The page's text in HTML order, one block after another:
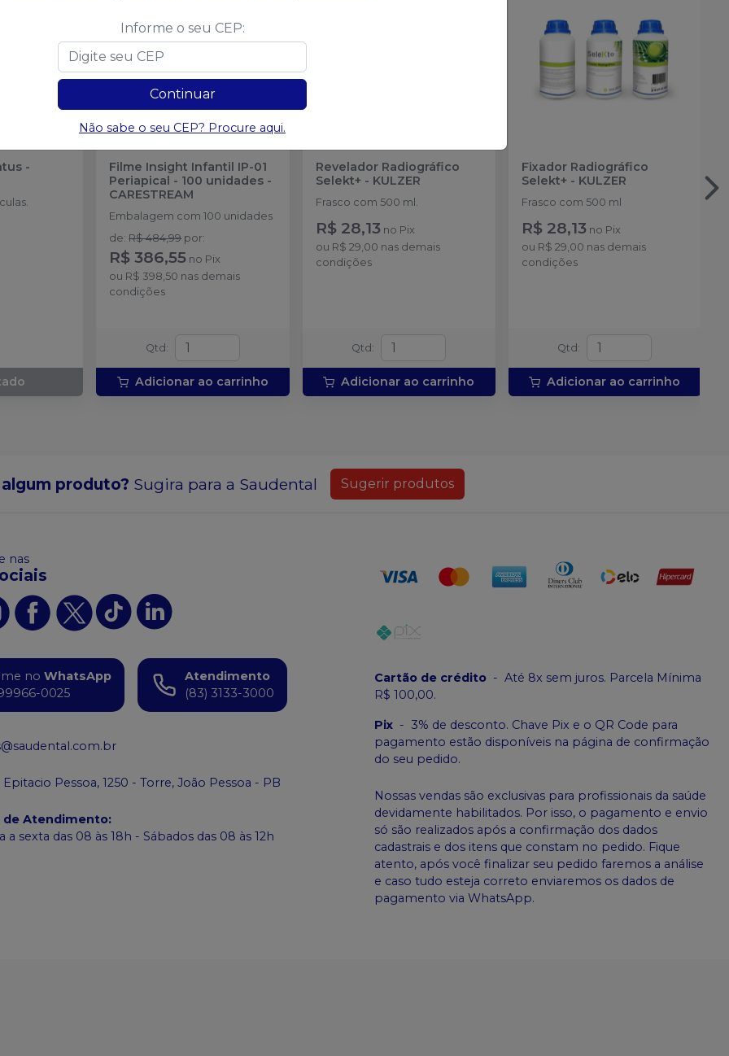
-
Filme Insight Infantil IP-01
Periapical - 100 unidades -
CARESTREAM
Embalagem com 100 unidades
de:R$ 484,99 por:
R$ 386,55 no Pix
ou R$ 398,50 nas demais
condições
Qtd :
Adicionar ao carrinho
Revelador Radiográfico
Selekt+- KULZER
Frasco com 500 ml.
R$ 28,13 no Pix
ou R$ 29,00 nas demais
condições
Qtd :
Adicionar ao carrinho
Fixador Radiográfico
Selekt+- KULZER
Frasco com 500 ml
R$ 28,13 no Pix
ou R$ 29,00 nas demais
condições
Qtd :
Adicionar ao carrinho
produto? Sugira para a Saudental Sugerir produtos
nas
no WhatsApp
0025
Atendimento
(83) 3133-3000
Pessoa, 1250 - Torre, João Pessoa - PB
de Atendimento:
a sexta das 08 às 18h - Sábados das 08 às 12h
Cartão de crédito - Até 8x sem juros. Parcela Mínima
R$ 100,00.
Pix - 3% de desconto. Chave Pix e o QR Code para
pagamento estão disponíveis na página de confirmação
do seu pedido.
Nossas vendas são exclusivas para profissionais da saúde
devidamente habilitados. Por isso, o pagamento e envio
só são realizados após a confirmação dos dados
cadastrais e dos itens que constam no pedido. Fique
atento, após você finalizar seu pedido faremos a análise
e caso tudo esteja correto enviaremos os dados de
pagamento via WhatsApp.
Informe o seu CEP:
Continuar
Não sabe o seu CEP? Procure aqui.